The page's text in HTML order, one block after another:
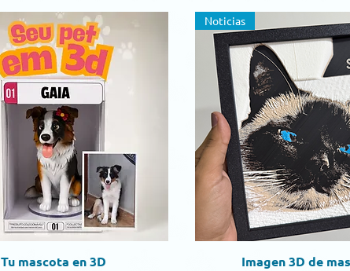
Vista rápida
Tu mascota en 3D Vista rápida
Noticias
Imagen 3D de